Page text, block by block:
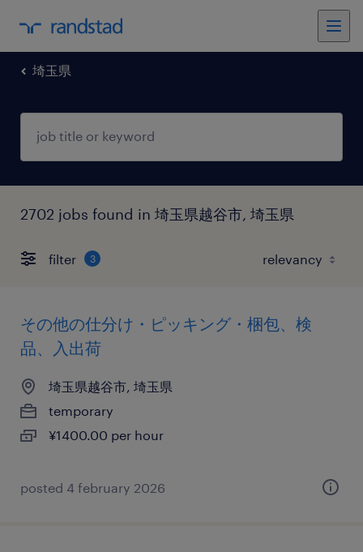
埼玉県
2702 jobs found in 埼玉県越谷市, 埼玉県
filter 3
その他の仕分け・ピッキング・梱包、検
品、入出荷
埼玉県越谷市, 埼玉県
temporary
¥1400.00 per hour
posted 4 february 2026